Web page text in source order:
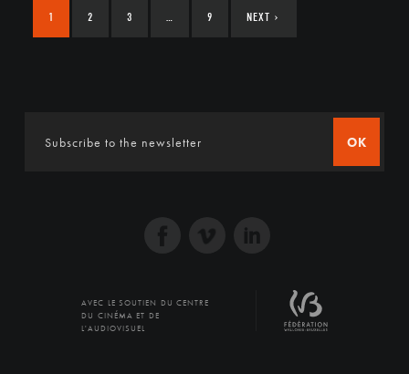
1 2 3 … 9 NEXT ›
OK
AVEC LE SOUTIEN DU CENTRE
DU CINÉMA ET DE
L'AUDIOVISUEL